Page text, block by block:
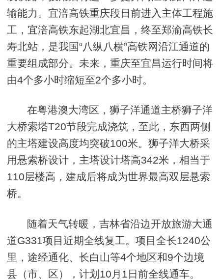
输能力。宜涪高铁重庆段日前进入主体工程施
工，宜涪高铁东起湖北宜昌，终至郑渝高铁长
寿北站，是我国“八纵八横”高铁网沿江通道的
重要组成部分。未来，重庆至宜昌运行时间将
由4个多小时缩短至2个多小时。
在粤港澳大湾区，狮子洋通道主桥狮子洋
大桥索塔T20节段完成浇筑，至此，东西两侧
的主塔建设高度均突破100米。狮子洋大桥采
用悬索桥设计，主塔设计塔高342米，相当于
110层楼高，建成后将成为世界最高双层悬索
桥。
随着天气转暖，吉林省沿边开放旅游大通
道G331项目近期全线复工。项目全长1240公
里，途经通化、长白山等4个地区和9个边境
县（市、区），计划10月1日前全线通车。